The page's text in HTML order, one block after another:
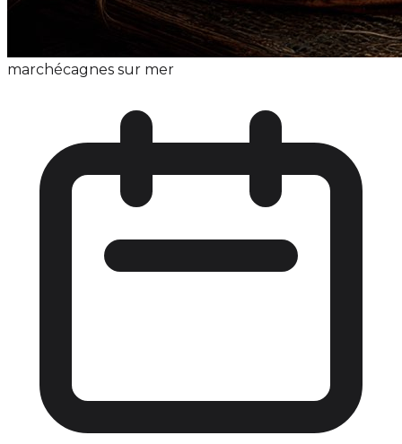
marchécagnes sur mer